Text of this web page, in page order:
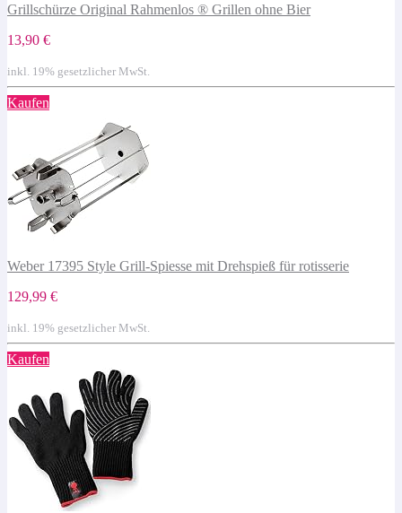
Grillschürze Original Rahmenlos ® Grillen ohne Bier
13,90 €
inkl. 19% gesetzlicher MwSt.
Kaufen
Weber 17395 Style Grill-Spiesse mit Drehspieß für rotisserie
129,99 €
inkl. 19% gesetzlicher MwSt.
Kaufen